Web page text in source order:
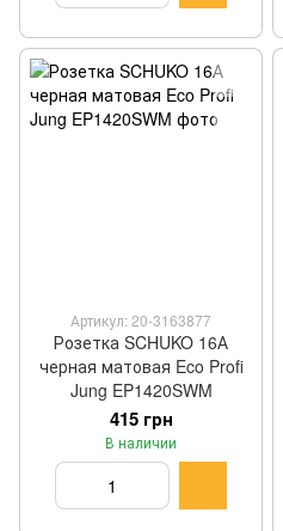
Артикул: 20-3163877
Розетка SCHUKO 16А
черная матовая Eco Profi
Jung EP1420SWM
415 грн
В наличии